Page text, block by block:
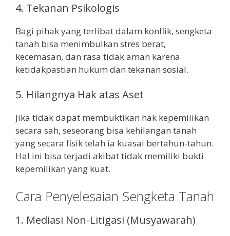
4. Tekanan Psikologis
Bagi pihak yang terlibat dalam konflik, sengketa
tanah bisa menimbulkan stres berat,
kecemasan, dan rasa tidak aman karena
ketidakpastian hukum dan tekanan sosial.
5. Hilangnya Hak atas Aset
Jika tidak dapat membuktikan hak kepemilikan
secara sah, seseorang bisa kehilangan tanah
yang secara fisik telah ia kuasai bertahun-tahun.
Hal ini bisa terjadi akibat tidak memiliki bukti
kepemilikan yang kuat.
Cara Penyelesaian Sengketa Tanah
1. Mediasi Non-Litigasi (Musyawarah)